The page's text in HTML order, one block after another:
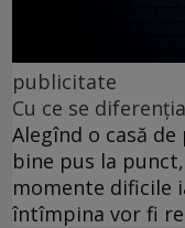
publicitate
Cu ce se
Alegînd o casă
bine pus la
momente dificile
întîmpina vor fi